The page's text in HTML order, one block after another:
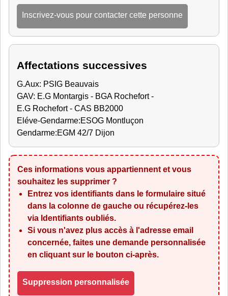
Inscrivez-vous pour contacter cette personne
Affectations successives
G.Aux: PSIG Beauvais
GAV: E.G Montargis - BGA Rochefort -
E.G Rochefort - CAS BB2000
Eléve-Gendarme:ESOG Montluçon
Gendarme:EGM 42/7 Dijon
Ces informations vous appartiennent et vous
souhaitez les supprimer ?
Entrez vos identifiants dans le formulaire situé
dans la colonne de gauche ou récupérez-les
via Identifiants oubliés.
Si vous n'avez plus accès à l'adresse email
concernée, faites une demande personnalisée
en cliquant sur le bouton ci-après.
Suppression personnalisée